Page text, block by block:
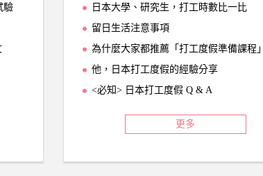
驗
日本大學、研究生，打工時數比一比
留日生活注意事項
為什麼大家都推薦「打工度假準備課程
他，日本打工度假的經驗分享
<必知> 日本打工度假 Q & A
更多